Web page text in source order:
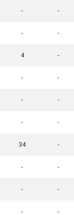
- -
- -
4 -
- -
- -
- -
34 -
- -
- -
- -